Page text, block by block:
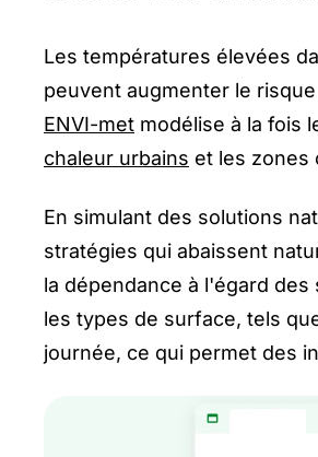
Les températures élevées
peuvent augmenter le
ENVI-met modélise à la fois
chaleur urbains et les zones
En simulant des solutions
stratégies qui abaissent
la dépendance à l'égard
les types de surface, tels
journée, ce qui permet des